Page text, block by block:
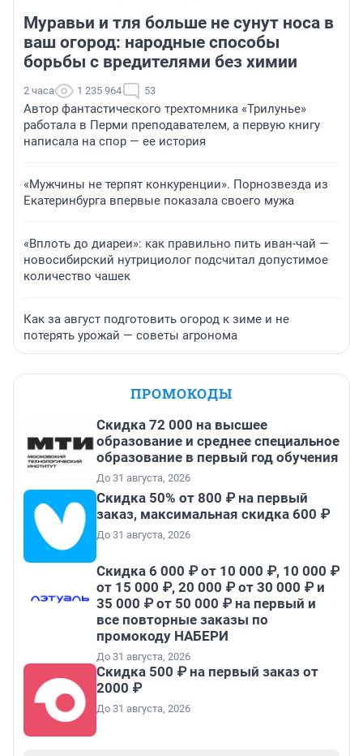
Муравьи и тля больше не сунут носа в
ваш огород: народные способы
борьбы с вредителями без химии
2 часа 1 235 964 53
Автор фантастического трехтомника «Трилунье»
работала в Перми преподавателем, а первую книгу
написала на спор — ее история
«Мужчины не терпят конкуренции». Порнозвезда из
Екатеринбурга впервые показала своего мужа
«Вплоть до диареи»: как правильно пить иван-чай —
новосибирский нутрициолог подсчитал допустимое
количество чашек
Как за август подготовить огород к зиме и не
потерять урожай — советы агронома
ПРОМОКОДЫ
Скидка 72 000 на высшее
образование и среднее специальное
образование в первый год обучения
До 31 августа, 2026
Скидка 50% от 800 ₽ на первый
заказ, максимальная скидка 600 ₽
До 31 августа, 2026
Скидка 6 000 ₽ от 10 000 ₽, 10 000 ₽
от 15 000 ₽, 20 000 ₽ от 30 000 ₽ и
35 000 ₽ от 50 000 ₽ на первый и
все повторные заказы по
промокоду НАБЕРИ
До 31 августа, 2026
Скидка 500 ₽ на первый заказ от
2000 ₽
До 31 августа, 2026